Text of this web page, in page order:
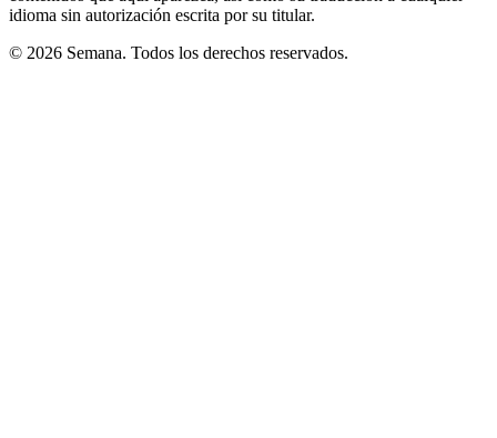
idioma sin autorización escrita por su titular.
© 2026 Semana. Todos los derechos reservados.